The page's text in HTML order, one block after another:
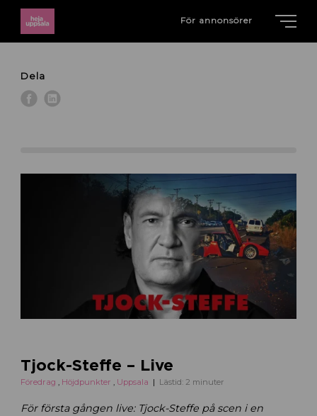
För annonsörer
Dela
Tjock-Steffe – Live
Föredrag , Höjdpunkter , Uppsala Lästid: 2 minuter
För första gången live: Tjock-Steffe på scen i en